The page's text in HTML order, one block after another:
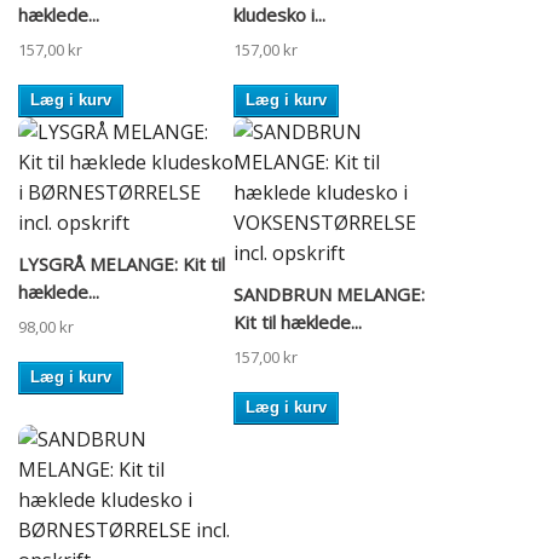
hæklede...
157,00 kr
Læg i kurv
kludesko i...
157,00 kr
Læg i kurv
LYSGRÅ MELANGE: Kit til
hæklede...
98,00 kr
Læg i kurv
SANDBRUN MELANGE:
Kit til hæklede...
157,00 kr
Læg i kurv